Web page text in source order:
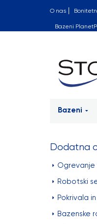
O nas
Bazeni
Bazeni
Dodatna
Robotski
Pokrivala
Bazenske